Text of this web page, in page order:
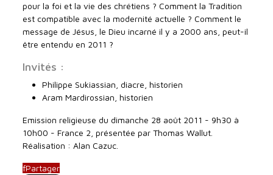
pour la foi et la vie des chrétiens ? Comment la Tradition
est compatible avec la modernité actuelle ? Comment le
message de Jésus, le Dieu incarné il y a 2000 ans, peut-il
être entendu en 2011 ?
Invités :
Philippe Sukiassian, diacre, historien
Aram Mardirossian, historien
Emission religieuse du dimanche 28 août 2011 - 9h30 à
10h00 - France 2, présentée par Thomas Wallut.
Réalisation : Alan Cazuc.
fPartager